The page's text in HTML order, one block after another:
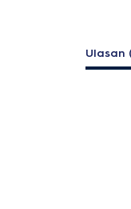
Ulasan